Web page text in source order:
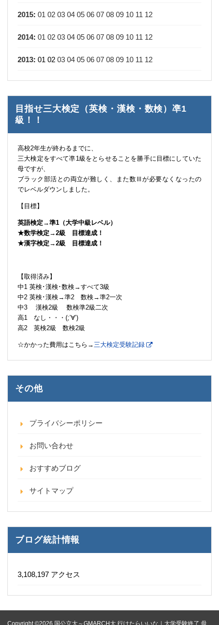
2015: 01 02 03 04 05 06 07 08 09 10 11 12
2014: 01 02 03 04 05 06 07 08 09 10 11 12
2013: 01 02 03 04 05 06 07 08 09 10 11 12
目指せ三大検定（英検・漢検・数検）凖1
級！！
高校2年生が終わるまでに、
三大検定をすべて凖1級をとらせることを勝手に目標にしていた
母ですが、
ブラック部活との両立が難しく、また数Ⅲが必要なくなったの
でレベルダウンしました。
【目標】
英語検定→準1（大学中級レベル）
★数学検定→2級 目標達成！
★漢字検定→2級 目標達成！
【取得済み】
中1 英検･漢検･数検→すべて3級
中2 英検･漢検→準2 数検→準2一次
中3 漢検2級 数検準2級二次
高1 なし・・・(;’∀’)
高2 英検2級 数検2級
☆かかった費用はこちら→ 三大検定受験記録
その他
プライバシーポリシー
お問い合わせ
おすすめブログ
サイトマップ
ブログ統計情報
3,108,197 アクセス
Copyright ©2026 国公立大～GMARCH大 行けたらいいな｜大学受験終了 母